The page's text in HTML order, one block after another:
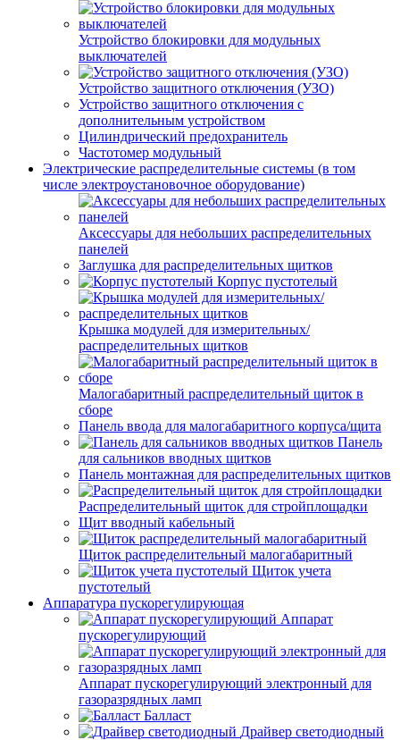
Устройство блокировки для модульных
выключателей
Устройство защитного отключения (УЗО)
Устройство защитного отключения с
дополнительным устройством
Цилиндрический предохранитель
Частотомер модульный
Электрические распределительные системы (в том
числе электроустановочное оборудование)
Аксессуары для небольших распределительных
панелей
Заглушка для распределительных щитков
Корпус пустотелый
Крышка модулей для измерительных/
распределительных щитков
Малогабаритный распределительный щиток в
сборе
Панель ввода для малогабаритного корпуса/щита
Панель
для сальников вводных щитков
Панель монтажная для распределительных щитков
Распределительный щиток для стройплощадки
Щит вводный кабельный
Щиток распределительный малогабаритный
Щиток учета
пустотелый
Аппаратура пускорегулирующая
Аппарат
пускорегулирующий
Аппарат пускорегулирующий электронный для
газоразрядных ламп
Балласт
Драйвер светодиодный